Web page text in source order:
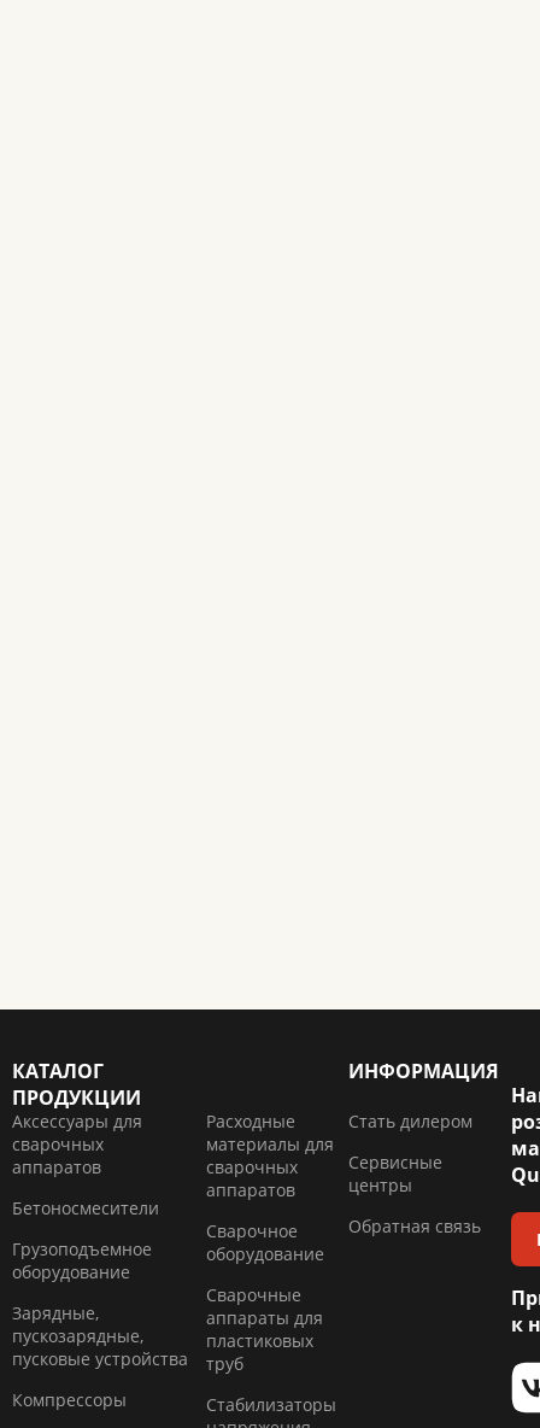
КАТАЛОГ
ПРОДУКЦИИ
Аксессуары для
сварочных
аппаратов
Бетоносмесители
Грузоподъемное
оборудование
Зарядные,
пускозарядные,
пусковые устройства
Компресcоры
Расходные
материалы для
сварочных
аппаратов
Сварочное
оборудование
Сварочные
аппараты для
пластиковых
труб
Стабилизаторы
ИНФОРМАЦИЯ
Стать дилером
Сервисные
центры
Обратная связь
к